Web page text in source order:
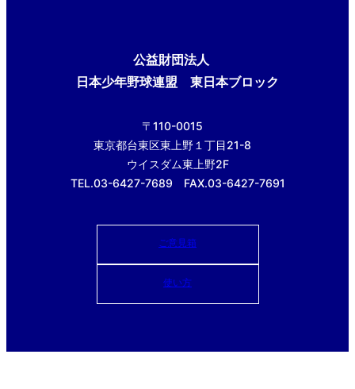
公益財団法人
日本少年野球連盟 東日本ブロック
〒110-0015
東京都台東区東上野１丁目21-8
ウイスダム東上野2F
TEL.03-6427-7689 FAX.03-6427-7691
ご意見箱
使い方